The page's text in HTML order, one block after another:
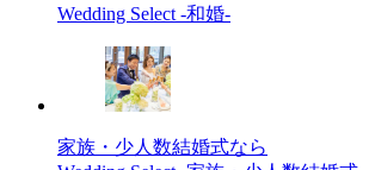
Wedding Select -和婚-
家族・少人数結婚式なら